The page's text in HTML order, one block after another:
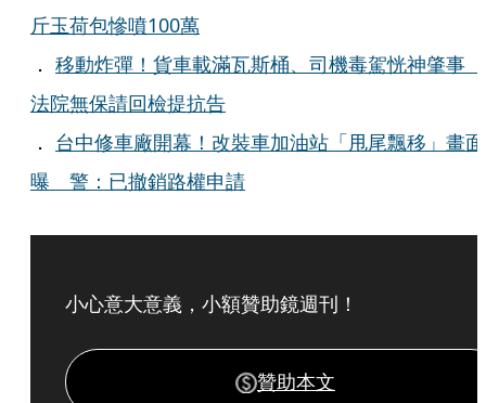
斤玉荷包慘噴100萬
． 移動炸彈！貨車載滿瓦斯桶、司機毒駕恍神肇事
法院無保請回檢提抗告
． 台中修車廠開幕！改裝車加油站「甩尾飄移」畫面
曝 警：已撤銷路權申請
小心意大意義，小額贊助鏡週刊！
贊助本文